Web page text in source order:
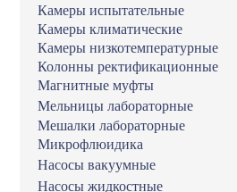
Камеры испытательные
Камеры климатические
Камеры низкотемпературные
Колонны ректификационные
Магнитные муфты
Мельницы лабораторные
Мешалки лабораторные
Микрофлюидика
Насосы вакуумные
Насосы жидкостные